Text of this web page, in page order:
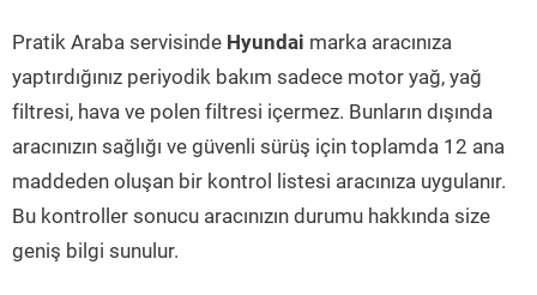
Pratik Araba servisinde Hyundai marka aracınıza
yaptırdığınız periyodik bakım sadece motor yağ, yağ
filtresi, hava ve polen filtresi içermez. Bunların dışında
aracınızın sağlığı ve güvenli sürüş için toplamda 12 ana
maddeden oluşan bir kontrol listesi aracınıza uygulanır.
Bu kontroller sonucu aracınızın durumu hakkında size
geniş bilgi sunulur.